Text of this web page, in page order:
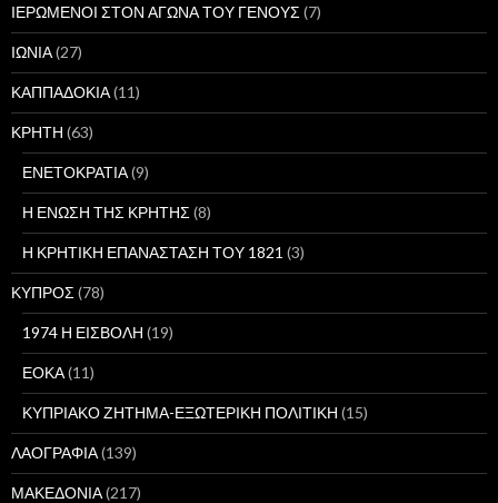
ΙΕΡΩΜΕΝΟΙ ΣΤΟΝ ΑΓΩΝΑ ΤΟΥ ΓΕΝΟΥΣ (7)
ΙΩΝΙΑ(27)
ΚΑΠΠΑΔΟΚΙΑ(11)
ΚΡΗΤΗ (63)
ΕΝΕΤΟΚΡΑΤΙΑ(9)
Η ΕΝΩΣΗ ΤΗΣ ΚΡΗΤΗΣ (8)
Η ΚΡΗΤΙΚΗ ΕΠΑΝΑΣΤΑΣΗ ΤΟΥ 1821 (3)
ΚΥΠΡΟΣ (78)
1974 Η ΕΙΣΒΟΛΗ (19)
ΕΟΚΑ(11)
ΚΥΠΡΙΑΚΟ ΖΗΤΗΜΑ-ΕΞΩΤΕΡΙΚΗ ΠΟΛΙΤΙΚΗ (15)
ΛΑΟΓΡΑΦΙΑ(139)
ΜΑΚΕΔΟΝΙΑ(217)